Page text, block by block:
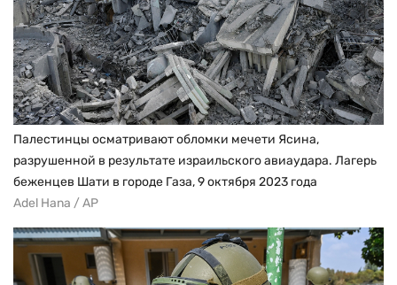
Палестинцы осматривают обломки мечети Ясина,
разрушенной в результате израильского авиаудара. Лагерь
беженцев Шати в городе Газа, 9 октября 2023 года
Adel Hana / AP